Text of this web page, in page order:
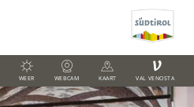
WEER WEBCAM KAART
V
VAL VENOSTA